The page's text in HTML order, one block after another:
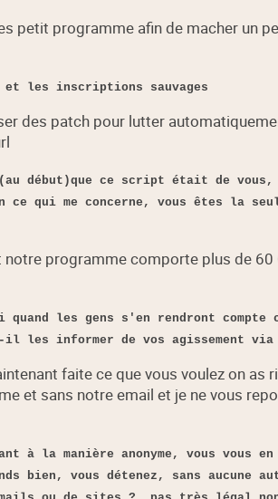
petit programme afin de macher un
les inscriptions sauvages
des patch pour lutter
début)que ce script était de
qui me concerne, vous êtes la
programme comporte plus de
les gens s'en rendront compte
informer de vos agissement via
faite ce que vous voulez on as
et sans notre email et je ne vous
à la manière anonyme, vous vous
bien, vous détenez, sans aucune